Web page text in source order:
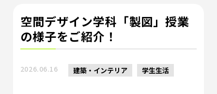
空間デザイン学科「製図」授業
の様子をご紹介！
2026.06.16 建築・インテリア 学生生活